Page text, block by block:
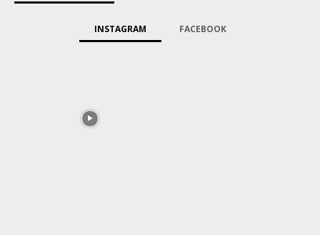
INSTAGRAM FACEBOOK